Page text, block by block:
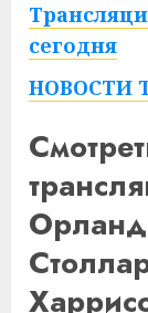
сегодня
НОВОСТИ